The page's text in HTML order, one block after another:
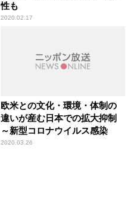
性も
2020.02.17
欧米との文化・環境・体制の
違いが産む日本での拡大抑制
～新型コロナウイルス感染
2020.03.26